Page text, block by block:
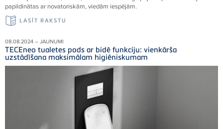
papildinātas ar novatoriskām, viedām iespējām.
LASĪT RAKSTU
08.08.2024 – JAUNUMI
TECEneo tualetes pods ar bidē funkciju: vienkārša
uzstādīšana maksimālam higiēniskumam